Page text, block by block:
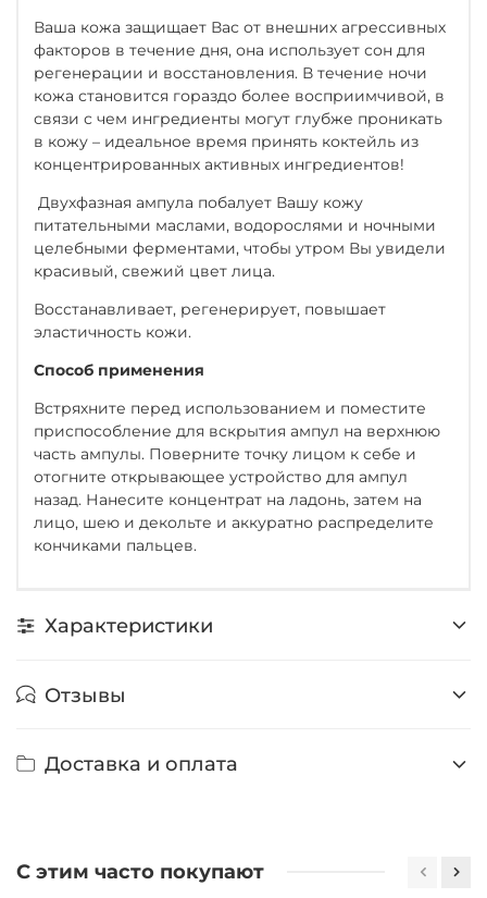
Ваша кожа защищает Вас от внешних агрессивных
факторов в течение дня, она использует сон для
регенерации и восстановления. В течение ночи
кожа становится гораздо более восприимчивой, в
связи с чем ингредиенты могут глубже проникать
в кожу – идеальное время принять коктейль из
концентрированных активных ингредиентов!
Двухфазная ампула побалует Вашу кожу
питательными маслами, водорослями и ночными
целебными ферментами, чтобы утром Вы увидели
красивый, свежий цвет лица.
Восстанавливает, регенерирует, повышает
эластичность кожи.
Способ применения
Встряхните перед использованием и поместите
приспособление для вскрытия ампул на верхнюю
часть ампулы. Поверните точку лицом к себе и
отогните открывающее устройство для ампул
назад. Нанесите концентрат на ладонь, затем на
лицо, шею и декольте и аккуратно распределите
кончиками пальцев.
Характеристики
Отзывы
Доставка и оплата
С этим часто покупают